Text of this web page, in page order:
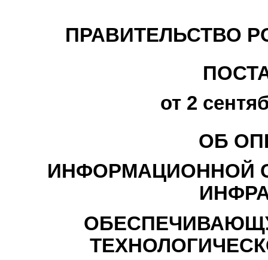
ПРАВИТЕЛЬСТВО
от 2
ОБ
ИНФОРМАЦИОННОЙ